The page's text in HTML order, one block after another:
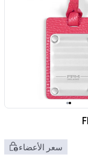
سعر الأعضاء